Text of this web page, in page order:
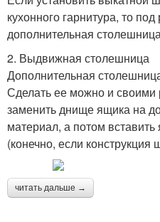
кухонного гарнитура, то под
дополнительная
2. Выдвижная столешница
Дополнительная
Сделать ее можно и своими
заменить днище ящика на
материал, а потом
(конечно, если конструкция
читать дальше →